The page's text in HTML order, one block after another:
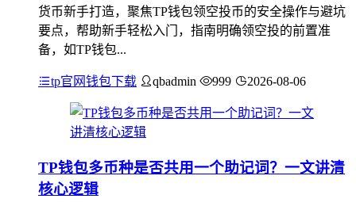
货币新手打造，聚焦TP钱包领空投币的安全操作与避坑
要点，帮助新手轻松入门，指南明确领空投的前置准
备，如TP钱包...
tp官网钱包下载 qbadmin 999 2026-08-06
TP钱包多币种是否共用一个助记词？一文讲清
核心逻辑